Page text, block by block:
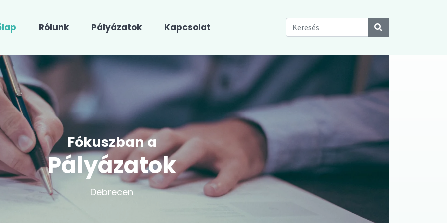
Rólunk Pályázatok Kapcsolat
Fókuszban a
Pályázatok
Debrecen